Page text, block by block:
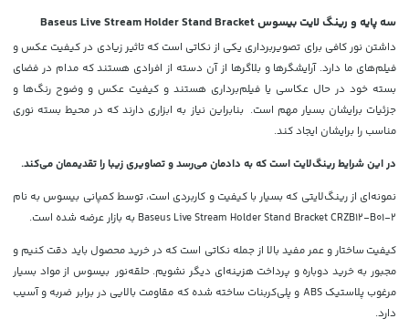
سه پایه و رینگ لایت بیسوس Baseus Live Stream Holder Stand Bracket
داشتن نور کافی برای تصویربرداری یکی از نکاتی است که تاثیر زیادی در کیفیت عکس و
فیلم‌های ما دارد. آرایشگرها و بلاگرها از آن دسته از افرادی هستند که مدام در فضای
بسته خود در حال عکاسی یا فیلم‌برداری هستند و کیفیت عکس و وضوح رنگ‌ها و
جزئیات برایشان بسیار مهم است. بنابراین نیاز به ابزاری دارند که در محیط بسته نوری
مناسب را برایشان ایجاد کند.
در این شرایط رینگ‌لایت است که به دادمان می‌رسد و تصاویری زیبا را تقدیممان می‌کند.
نمونه‌ای از رینگ‌لایتی که بسیار با کیفیت و کاربردی است، توسط کمپانی بیسوس به نام
Baseus Live Stream Holder Stand Bracket CRZB12-B01-2 به بازار عرضه شده است.
کیفیت ساختار و عمر مفید بالا از جمله نکاتی است که در خرید محصول باید دقت کنیم و
مجبور به خرید دوباره و پرداخت هزینه‌ای دیگر نشویم. حلقه‌نور بیسوس از مواد بسیار
مرغوب پلاستیک ABS و پلی‌کربنات ساخته شده که مقاومت بالایی در برابر ضربه و آسیب
دارد.